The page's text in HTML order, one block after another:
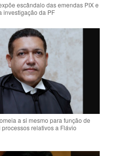
escândalo das emendas PIX e
investigação da PF
a si mesmo para função de
relativos a Flávio